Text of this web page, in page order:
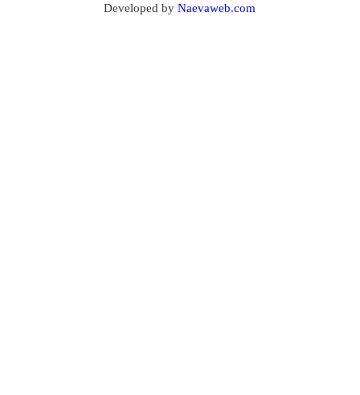
Developed byNaevaweb.com